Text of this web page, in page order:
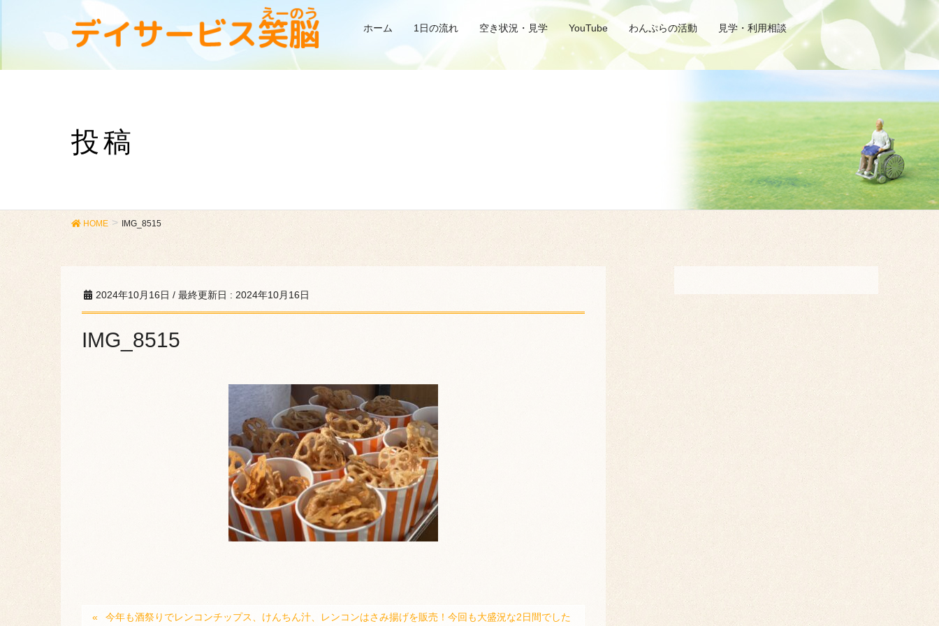
ホーム 1日の流れ 空き状況・見学 YouTube わんぷらの活動 見学・利用相談
投稿
HOME IMG_8515
2024年10月16日 / 最終更新日 : 2024年10月16日
IMG_8515
今年も酒祭りでレンコンチップス、けんちん汁、レンコンはさみ揚げを販売！今回も大盛況な2日間でした